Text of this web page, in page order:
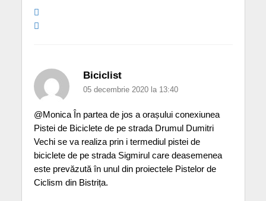
Biciclist
05 decembrie 2020 la 13:40
@Monica În partea de jos a orașului conexiunea
Pistei de Biciclete de pe strada Drumul Dumitri
Vechi se va realiza prin i termediul pistei de
biciclete de pe strada Sigmirul care deasemenea
este prevăzută în unul din proiectele Pistelor de
Ciclism din Bistrița.